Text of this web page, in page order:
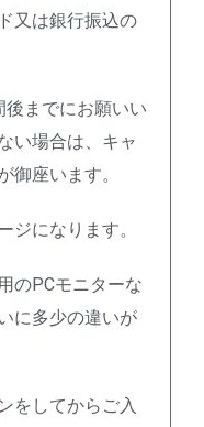
又は銀行振込の
までにお願いい
い場合は、キャ
御座います。
になります。
のPCモニターな
に多少の違いが
をしてからご入